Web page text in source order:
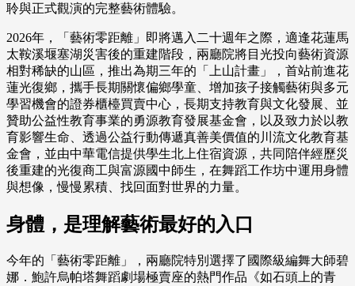
聆與正式觀演的完整藝術體驗。
2026年，「藝術零距離」即將邁入二十週年之際，適逢花蓮馬
太鞍溪堰塞湖災害後的重建階段，兩廳院將目光投向藝術資源
相對稀缺的山區，推出為期三年的「上山計畫」，首站前進花
蓮光復鄉，攜手長期關懷偏鄉學童、增加孩子接觸藝術與多元
學習機會的證券櫃檯買賣中心，長期支持教育與文化發展、並
贊助公益性教育事業的勇源教育發展基金會，以及致力於以教
育影響生命、透過公益行動傳遞真善美價值的川流文化教育基
金會，並由中華電信提供學生北上住宿資源，共同陪伴經歷災
後重建的光復商工與富源國中師生，在舞蹈工作坊中運用身體
與想像，慢慢累積、找回面對世界的力量。
身體，是理解藝術最好的入口
今年的「藝術零距離」，兩廳院特別選擇了國際級編舞大師碧
娜．鮑許烏帕塔舞蹈劇場極賣座的熱門作品《如石頭上的青